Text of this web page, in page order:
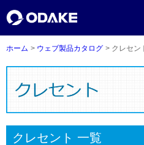
ホーム ウェブ製品カタログ クレセン
クレセント 一覧
メーカーリンク一覧
交換品 - 仕様チェックシート
※ファイルはExcel形式です。
錠前用（レバーハンドル型・握り